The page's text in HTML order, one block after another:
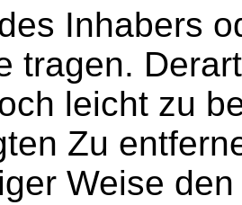
Inhabers
tragen.
leicht zu
Zu
Weise